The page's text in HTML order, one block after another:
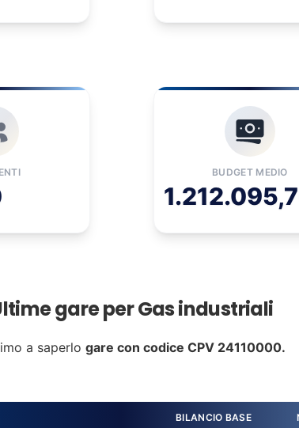
BUDGET MEDIO
gare per Gas industriali
a saperlo gare con codice CPV 24110000.
BILANCIO BASE